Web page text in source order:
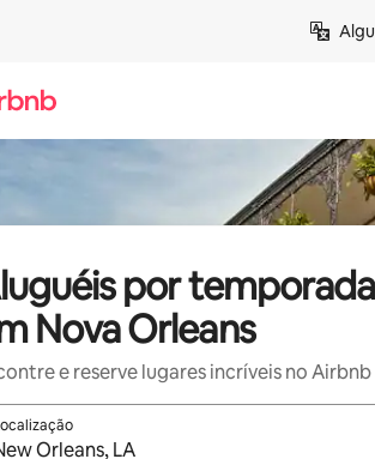
por temporada
Nova Orleans
e reserve lugares incríveis no Airbnb
os resultados estiverem disponíveis,